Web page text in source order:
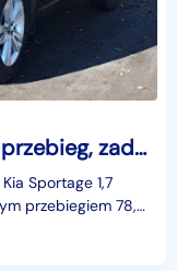
Kia Sportage IV Bardzo niski przebieg, zadbana, garażowana, prywatny właściciel.
Sportage 1,7
przebiegiem 78,5